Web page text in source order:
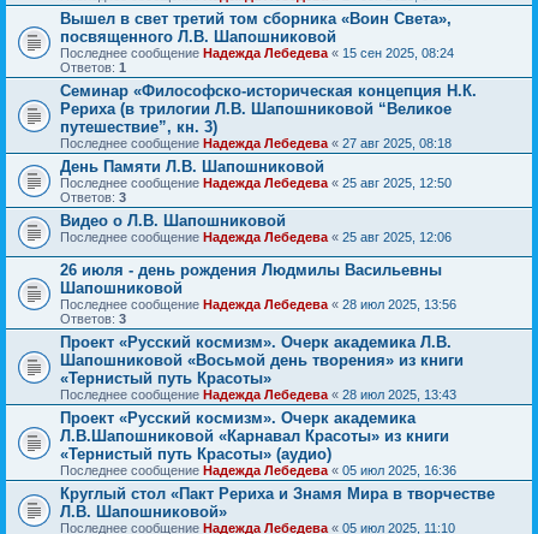
Вышел в свет третий том сборника «Воин Света»,
посвященного Л.В. Шапошниковой
Последнее сообщение Надежда Лебедева « 15 сен 2025, 08:24
Ответов: 1
Семинар «Философско-историческая концепция Н.К.
Рериха (в трилогии Л.В. Шапошниковой “Великое
путешествие”, кн. 3)
Последнее сообщение Надежда Лебедева « 27 авг 2025, 08:18
День Памяти Л.В. Шапошниковой
Последнее сообщение Надежда Лебедева « 25 авг 2025, 12:50
Ответов: 3
Видео о Л.В. Шапошниковой
Последнее сообщение Надежда Лебедева « 25 авг 2025, 12:06
26 июля - день рождения Людмилы Васильевны
Шапошниковой
Последнее сообщение Надежда Лебедева « 28 июл 2025, 13:56
Ответов: 3
Проект «Русский космизм». Очерк академика Л.В.
Шапошниковой «Восьмой день творения» из книги
«Тернистый путь Красоты»
Последнее сообщение Надежда Лебедева « 28 июл 2025, 13:43
Проект «Русский космизм». Очерк академика
Л.В.Шапошниковой «Карнавал Красоты» из книги
«Тернистый путь Красоты» (аудио)
Последнее сообщение Надежда Лебедева « 05 июл 2025, 16:36
Круглый стол «Пакт Рериха и Знамя Мира в творчестве
Л.В. Шапошниковой»
Последнее сообщение Надежда Лебедева « 05 июл 2025, 11:10